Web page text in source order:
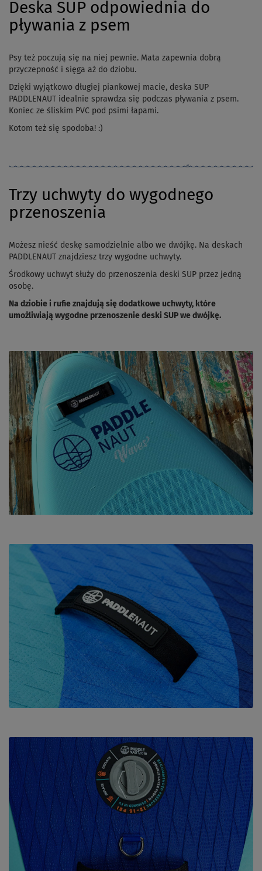
Deska SUP odpowiednia do
pływania z psem
Psy też poczują się na niej pewnie. Mata zapewnia dobrą
przyczepność i sięga aż do dziobu.
Dzięki wyjątkowo długiej piankowej macie, deska SUP
PADDLENAUT idealnie sprawdza się podczas pływania z psem.
Koniec ze śliskim PVC pod psimi łapami.
Kotom też się spodoba! :)
Trzy uchwyty do wygodnego
przenoszenia
Możesz nieść deskę samodzielnie albo we dwójkę. Na deskach
PADDLENAUT znajdziesz trzy wygodne uchwyty.
Środkowy uchwyt służy do przenoszenia deski SUP przez jedną
osobę.
Na dziobie i rufie znajdują się dodatkowe uchwyty, które
umożliwiają wygodne przenoszenie deski SUP we dwójkę.